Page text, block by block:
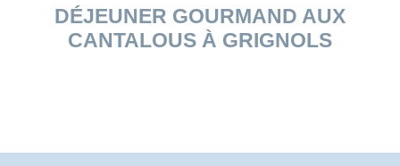
DÉJEUNER GOURMAND AUX
CANTALOUS À GRIGNOLS